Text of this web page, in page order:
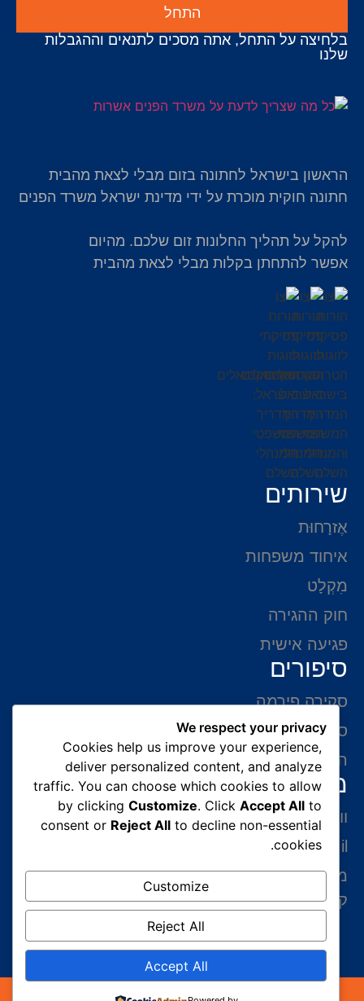
התחל
בלחיצה על התחל, אתה מסכים לתנאים וההגבלות
שלנו
הראשון בישראל לחתונה בזום מבלי לצאת מהבית
חתונה חוקית מוכרת על ידי מדינת ישראל משרד הפנים
להקל על תהליך החלונות זום שלכם. מהיום
אפשר להתחתן בקלות מבלי לצאת מהבית
שירותים
אֶזרָחוּת
איחוד משפחות
מִקְלָט
חוק ההגירה
פגיעה אישית
סיפורים
סקירה פירמה
סיפורי הצלחה
המלצות של לקוחות
מידע ליצירת קשר
ווצאפ 054-765-0002
gabriel@benatovlaw.co.il
מצדה 9 בני ברק קומה 35 מגדל ב.ס.ר 3 (מול
קניון איילון ליד הרכבת הקלה בן גוריון)
We respect your privacy
Cookies help us improve your experience,
deliver personalized content, and analyze
traffic. You can choose which cookies to allow
by clickingCustomize. ClickAccept All to
consent or Reject All to decline non-essential
cookies.
Customize
Reject All
Accept All